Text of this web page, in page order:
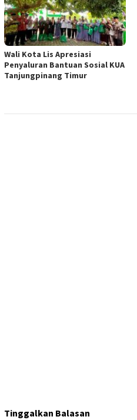
Wali Kota Lis Apresiasi
Penyaluran Bantuan Sosial KUA
Tanjungpinang Timur
Tinggalkan Balasan